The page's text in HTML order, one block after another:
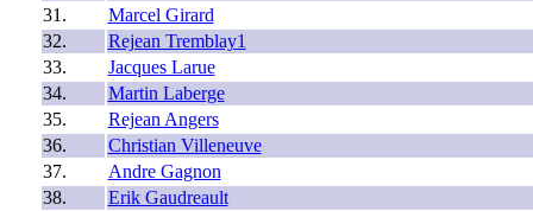
31.
Marcel Girard
32.
Rejean Tremblay1
33.
Jacques Larue
34.
Martin Laberge
35.
Rejean Angers
36.
Christian Villeneuve
37.
Andre Gagnon
38.
Erik Gaudreault